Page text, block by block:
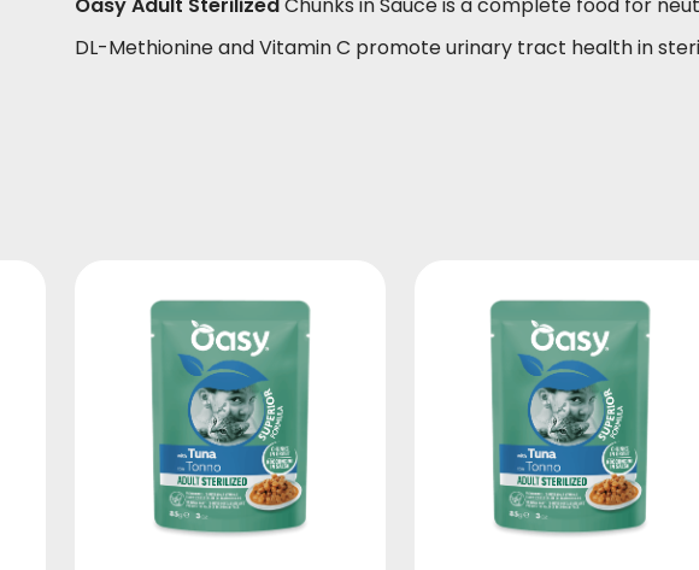
Oasy Adult SterilizedChunks in Sauce is a complete food for
DL-Methionine and Vitamin C promote urinary tract health in